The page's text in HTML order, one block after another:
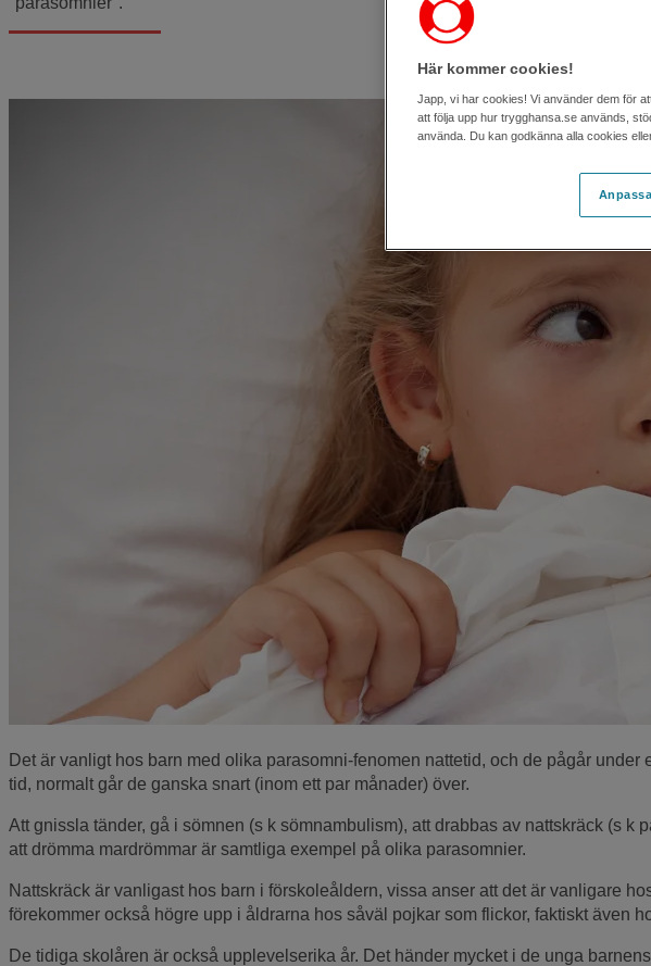
Det är vanligt hos barn med olika parasomni-fenomen nattetid, och de pågår under
tid, normalt går de ganska snart (inom ett par månader) över.
Att gnissla tänder, gå i sömnen (s k sömnambulism), att drabbas av nattskräck (s k
att drömma mardrömmar är samtliga exempel på olika parasomnier.
Nattskräck är vanligast hos barn i förskoleåldern, vissa anser att det är vanligare
förekommer också högre upp i åldrarna hos såväl pojkar som flickor, faktiskt även
De tidiga skolåren är också upplevelserika år. Det händer mycket i de unga
Här kommer cookies!
Japp, vi har cookies! Vi använder dem för
att följa upp hur trygghansa.se används,
använda. Du kan godkänna alla cookies